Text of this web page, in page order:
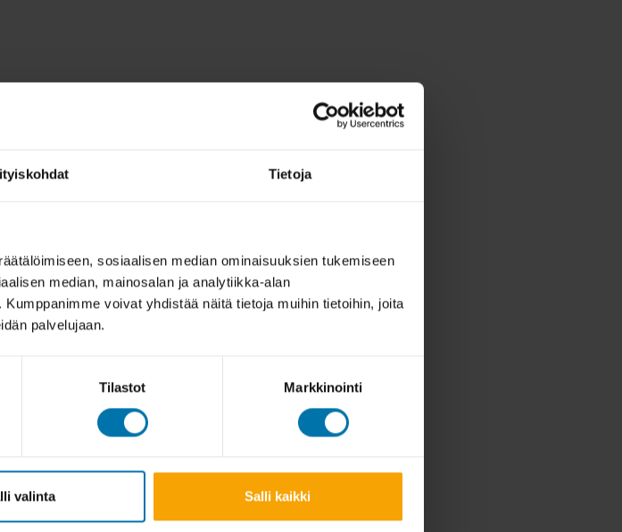
Tietoja
sosiaalisen median ominaisuuksien tukemiseen
median, mainosalan ja analytiikka-alan
voivat yhdistää näitä tietoja muihin tietoihin, joita
palvelujaan.
Tilastot Markkinointi
valinta Salli kaikki